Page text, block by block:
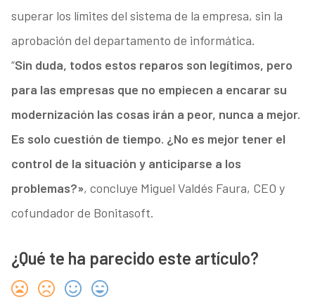
superar los límites del sistema de la empresa, sin la
aprobación del departamento de informática.
“Sin duda, todos estos reparos son legítimos, pero
para las empresas que no empiecen a encarar su
modernización las cosas irán a peor, nunca a mejor.
Es solo cuestión de tiempo. ¿No es mejor tener el
control de la situación y anticiparse a los
problemas?», concluye Miguel Valdés Faura, CEO y
cofundador de Bonitasoft.
¿Qué te ha parecido este artículo?